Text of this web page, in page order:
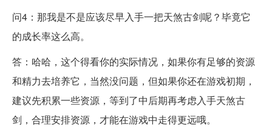
问4：那我是不是应该尽早入手一把天煞古剑呢？毕竟它
的成长率这么高。
答：哈哈，这个得看你的实际情况，如果你有足够的资源
和精力去培养它，当然没问题，但如果你还在游戏初期，
建议先积累一些资源，等到了中后期再考虑入手天煞古
剑，合理安排资源，才能在游戏中走得更远哦。